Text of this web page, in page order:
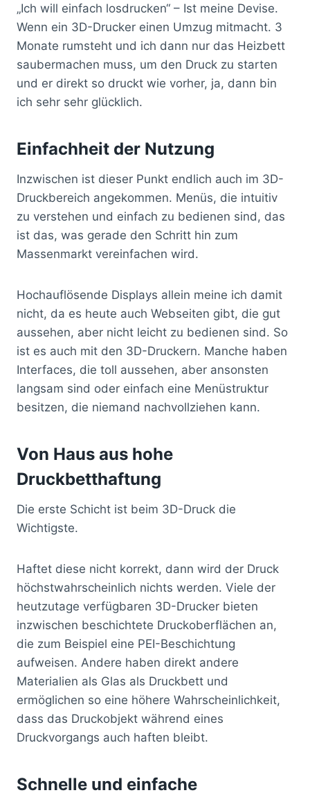
„Ich will einfach losdrucken“ – Ist meine Devise.
Wenn ein 3D-Drucker einen Umzug mitmacht. 3
Monate rumsteht und ich dann nur das Heizbett
saubermachen muss, um den Druck zu starten
und er direkt so druckt wie vorher, ja, dann bin
ich sehr sehr glücklich.
Einfachheit der Nutzung
Inzwischen ist dieser Punkt endlich auch im 3D-
Druckbereich angekommen. Menüs, die intuitiv
zu verstehen und einfach zu bedienen sind, das
ist das, was gerade den Schritt hin zum
Massenmarkt vereinfachen wird.
Hochauflösende Displays allein meine ich damit
nicht, da es heute auch Webseiten gibt, die gut
aussehen, aber nicht leicht zu bedienen sind. So
ist es auch mit den 3D-Druckern. Manche haben
Interfaces, die toll aussehen, aber ansonsten
langsam sind oder einfach eine Menüstruktur
besitzen, die niemand nachvollziehen kann.
Von Haus aus hohe
Druckbetthaftung
Die erste Schicht ist beim 3D-Druck die
Wichtigste.
Haftet diese nicht korrekt, dann wird der Druck
höchstwahrscheinlich nichts werden. Viele der
heutzutage verfügbaren 3D-Drucker bieten
inzwischen beschichtete Druckoberflächen an,
die zum Beispiel eine PEI-Beschichtung
aufweisen. Andere haben direkt andere
Materialien als Glas als Druckbett und
ermöglichen so eine höhere Wahrscheinlichkeit,
dass das Druckobjekt während eines
Druckvorgangs auch haften bleibt.
Schnelle und einfache